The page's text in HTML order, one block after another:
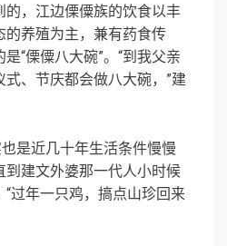
的，江边傈僳族的饮食以丰
的养殖为主，兼有药食传
“傈僳八大碗”。“到我父亲
、节庆都会做八大碗，”建
是近几十年生活条件慢慢
到建文外婆那一代人小时候
过年一只鸡，搞点山珍回来